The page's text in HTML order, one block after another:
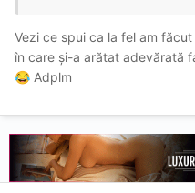
Vezi ce spui ca la fel am
în care și-a arătat adevărată
😂 Adplm